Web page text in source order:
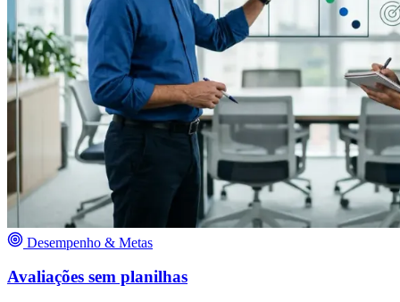
Desempenho & Metas
Avaliações sem planilhas